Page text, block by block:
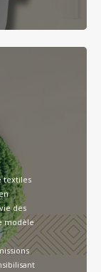
textiles
des
modèle